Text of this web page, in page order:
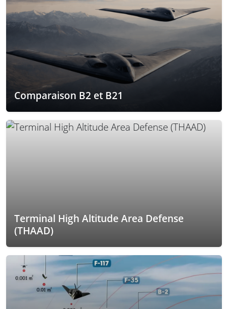
Comparaison B2 et B21
Terminal High Altitude Area Defense
(THAAD)